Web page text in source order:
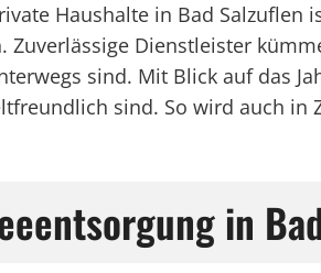
Haushalte in Bad Salzuflen
Zuverlässige Dienstleister
sind. Mit Blick auf das
sind. So wird auch in
in